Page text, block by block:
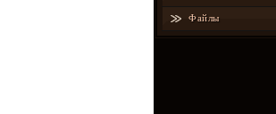
Файлы